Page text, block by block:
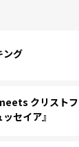
ング
クリスト
セイア』